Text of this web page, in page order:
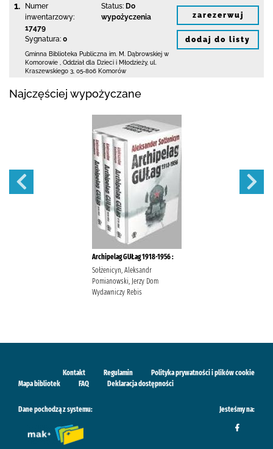
1.
Numer
inwentarzowy:
17479
Sygnatura: 0
Status: Do
wypożyczenia
Gminna Biblioteka Publiczna im. M. Dąbrowskiej w
Komorowie
Oddział dla Dzieci i Młodzieży, ul.
Kraszewskiego 3 05-806 Komorów
zarezerwuj
dodaj do listy
Najczęściej wypożyczane
Archipelag GUŁag 1918-1956 :
Sołżenicyn, Aleksandr
Pomianowski, Jerzy Dom
Wydawniczy Rebis
Kontakt Regulamin
Polityka prywatności i plików cookie
Mapa bibliotek
FAQ Deklaracja dostępności
Dane pochodzą z systemu: Jesteśmy na: